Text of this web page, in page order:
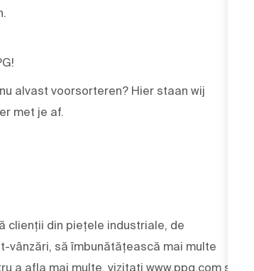
alvast voorsorteren? Hier staan wij
met je af.
clienții din piețele industriale, de
vânzări, să îmbunătățească mai multe
a afla mai multe, vizitați www.ppg.com și